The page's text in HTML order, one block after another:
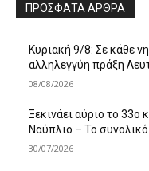
ΠΡΌΣΦΑΤΑ ΆΡΘΡΑ
Κυριακή 9/8: Σε κάθε
αλληλεγγύη πράξη
08/08/2026
Ξεκινάει αύριο το
Ναύπλιο – Το
30/07/2026